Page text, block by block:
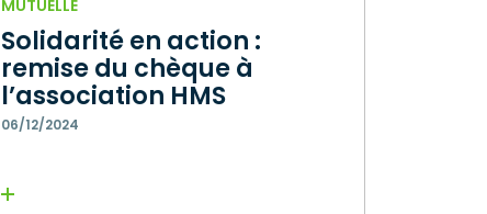
MUTUELLE
Solidarité en action :
remise du chèque à
l’association HMS
06/12/2024
Lire la suite